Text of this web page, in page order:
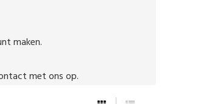
maken.
met ons op.